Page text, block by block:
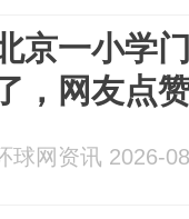
京一小学
，网友点
球网资讯 2026-